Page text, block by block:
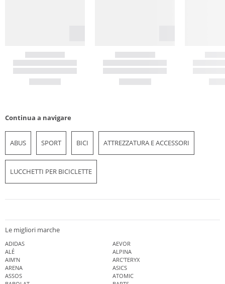
Continua a navigare
ABUS SPORT BICI ATTREZZATURA E ACCESSORI
LUCCHETTI PER BICICLETTE
Le migliori marche
ADIDAS
AEVOR
ALÉ
ALPINA
AIM'N
ARC'TERYX
ARENA
ASICS
ASSOS
ATOMIC